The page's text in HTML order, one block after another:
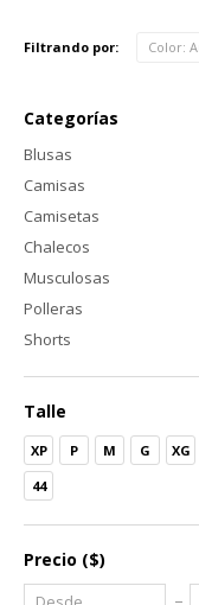
Filtrando por: Color:
Categorías
Blusas
Camisas
Camisetas
Chalecos
Musculosas
Polleras
Shorts
Talle
XP P M G XG
44
Precio ($)